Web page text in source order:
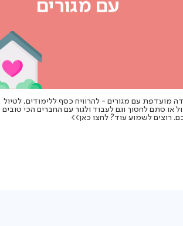
מועדפת עם מגורים - להרוויח כסף ללימודים, לטיול
או סתם לחסוך וגם לעבוד ולגור עם החברים הכי טובים
רוצים לשמוע עוד? לחצו כאן>>